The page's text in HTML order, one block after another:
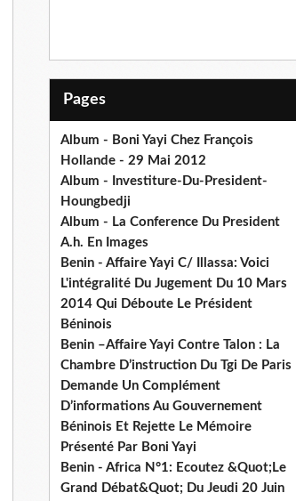
Pages
Album - Boni Yayi Chez François
Hollande - 29 Mai 2012
Album - Investiture-Du-President-
Houngbedji
Album - La Conference Du President
A.h. En Images
Benin - Affaire Yayi C/ Illassa: Voici
L'intégralité Du Jugement Du 10 Mars
2014 Qui Déboute Le Président
Béninois
Benin –Affaire Yayi Contre Talon : La
Chambre D’instruction Du Tgi De Paris
Demande Un Complément
D’informations Au Gouvernement
Béninois Et Rejette Le Mémoire
Présenté Par Boni Yayi
Benin - Africa N°1: Ecoutez &Quot;Le
Grand Débat&Quot; Du Jeudi 20 Juin